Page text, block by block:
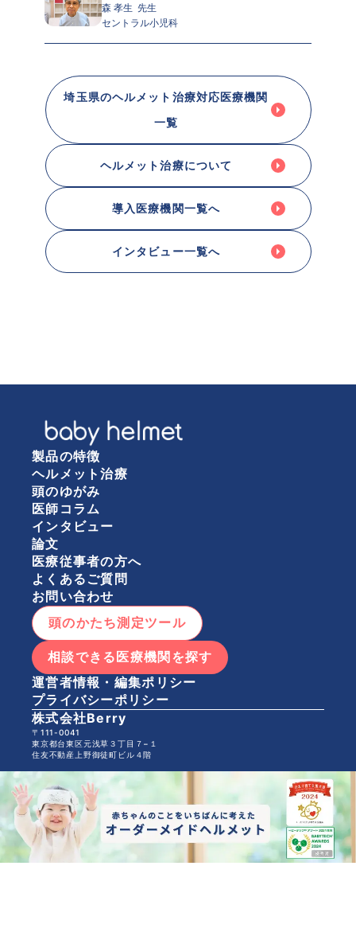
森 孝生  先生
セントラル小児科
埼玉県のヘルメット治療対応医療機関
一覧
ヘルメット治療について
導入医療機関一覧へ
インタビュー一覧へ
製品の特徴
ヘルメット治療
頭のゆがみ
医師コラム
インタビュー
論文
医療従事者の方へ
よくあるご質問
お問い合わせ
頭のかたち測定ツール
相談できる医療機関を探す
運営者情報・編集ポリシー
プライバシーポリシー
株式会社Berry
〒111-0041
東京都台東区元浅草３丁目７−１
住友不動産上野御徒町ビル４階